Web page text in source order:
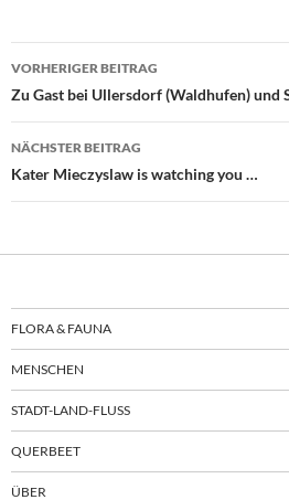
Beitragsnavigation
VORHERIGER BEITRAG
Zu Gast bei Ullersdorf (Waldhufen) und
NÄCHSTER BEITRAG
Kater Mieczyslaw is watching you …
FLORA & FAUNA
MENSCHEN
STADT-LAND-FLUSS
QUERBEET
ÜBER